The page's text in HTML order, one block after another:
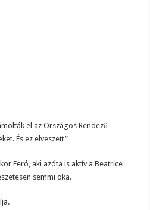
el az Országos Rendező
És ez elveszett”
Feró, aki azóta is aktív a Beatrice
semmi oka.